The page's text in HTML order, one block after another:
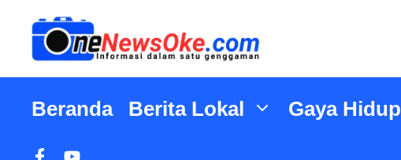
Beranda Berita Lokal Gaya Hidup